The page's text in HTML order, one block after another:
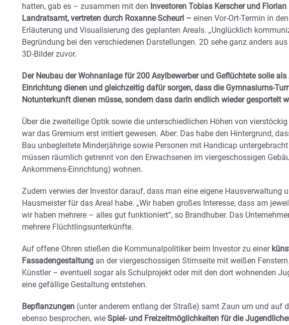
hatten, gab es – zusammen mit den Investoren Tobias Kerscher und
Landratsamt, vertreten durch Roxanne Scheurl – einen Vor-Ort-Termin in
Erläuterung und Visualisierung des geplanten Areals. „Unglücklich
Begründung bei den verschiedenen Darstellungen. 2D sehe ganz anders
3D-Bilder zuvor.
Der Neubau der Wohnanlage für 200 Asylbewerber und Geflüchtete solle
Einrichtung dienen und gleichzeitig dafür sorgen, dass die Gymnasiums-
Notunterkunft dienen müsse, sondern dass darin endlich wieder gesportelt
Über die zweiteilige Optik sowie die unterschiedlichen Höhen von
war das Gremium erst irritiert gewesen. Aber: Das habe den Hintergrund,
Bau unbegleitete Minderjährige sowie Personen mit Handicap
müssen räumlich getrennt von den Erwachsenen im viergeschossigen
Ankommens-Einrichtung) wohnen.
Zudem verwies der Investor darauf, dass man eine eigene Hausverwaltung
Hausmeister für das Areal habe. „Wir haben großes Interesse, dass am
wir haben mehrere – alles gut funktioniert“, so Brandhuber. Das
mehrere Flüchtlingsunterkünfte.
Auf offene Ohren stießen die Kommunalpolitiker beim Investor zu einer
Fassadengestaltung an der viergeschossigen Stirnseite mit weißen
Künstler – eventuell sogar als Schulprojekt oder mit den dort wohnenden
eine gefällige Gestaltung entstehen.
Bepflanzungen (unter anderem entlang der Straße) samt Zaun um und auf
ebenso besprochen, wie Spiel- und Freizeitmöglichkeiten für die